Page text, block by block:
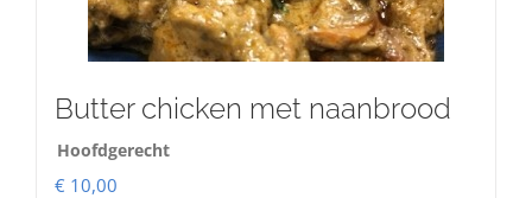
Butter chicken met naanbrood
Hoofdgerecht
€ 10,00